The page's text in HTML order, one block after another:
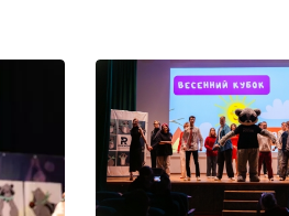
Победы студентов 115
Международное
Мастер-класс 110
РосНОУ в СМИ
107